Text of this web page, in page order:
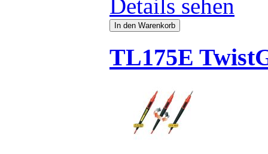
Details sehen
TL175E